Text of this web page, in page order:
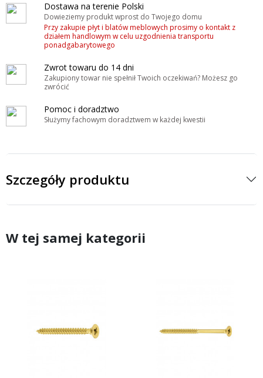
Dostawa na terenie Polski
Dowieziemy produkt wprost do Twojego domu
Przy zakupie płyt i blatów meblowych prosimy o kontakt z
działem handlowym w celu uzgodnienia transportu
ponadgabarytowego
Zwrot towaru do 14 dni
Zakupiony towar nie spełnił Twoich oczekiwań? Możesz go
zwrócić
Pomoc i doradztwo
Służymy fachowym doradztwem w każdej kwestii
Szczegóły produktu
W tej samej kategorii